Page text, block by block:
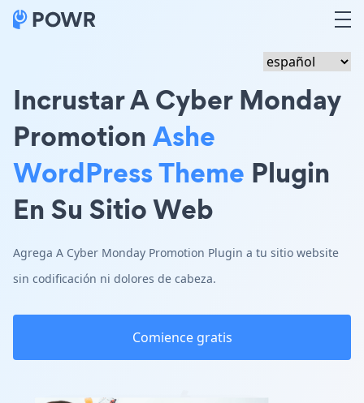
Incrustar A Cyber Monday
PromotionAshe
WordPress Theme Plugin
En Su Sitio Web
Agrega A Cyber Monday Promotion Plugin a tu sitio website
sin codificación ni dolores de cabeza.
Comience gratis